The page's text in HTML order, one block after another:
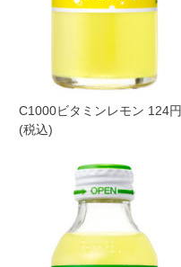
C1000ビタミンレモン 124円
(税込)